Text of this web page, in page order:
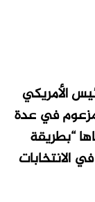
الأمريكي
في عدة
“بطريقة
الانتخابات